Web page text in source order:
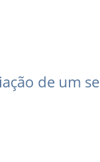
de um